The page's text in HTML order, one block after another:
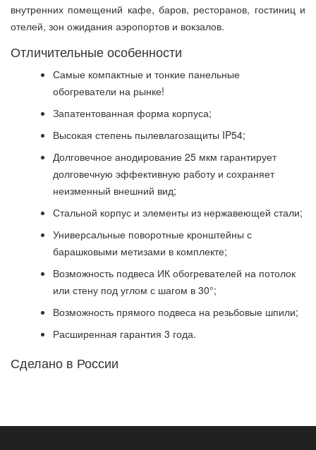
внутренних помещений кафе, баров, ресторанов, гостиниц и
отелей, зон ожидания аэропортов и вокзалов.
Отличительные особенности
Самые компактные и тонкие панельные
обогреватели на рынке!
Запатентованная форма корпуса;
Высокая степень пылевлагозащиты IP54;
Долговечное анодирование 25 мкм гарантирует
долговечную эффективную работу и сохраняет
неизменный внешний вид;
Стальной корпус и элементы из нержавеющей стали;
Универсальные поворотные кронштейны с
барашковыми метизами в комплекте;
Возможность подвеса ИК обогревателей на потолок
или стену под углом с шагом в 30°;
Возможность прямого подвеса на резьбовые шпили;
Расширенная гарантия 3 года.
Сделано в России